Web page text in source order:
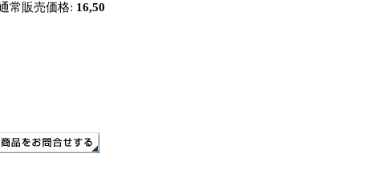
常販売価格: 16,50